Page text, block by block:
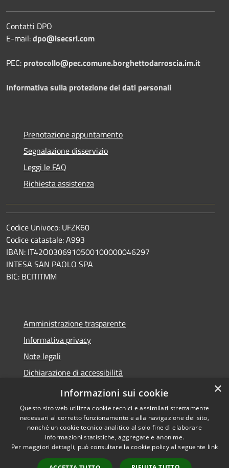
Contatti DPO
E-mail:dpo@isecsrl.com
PEC: protocollo@pec.comune.borghettodarroscia.im.it
Informativa sulla protezione dei dati personali
Prenotazione appuntamento
Segnalazione disservizio
Leggi le FAQ
Richiesta assistenza
Codice Univoco: UFZK60
Codice catastale: A993
IBAN: IT42O0306910500100000046297
INTESA SAN PAOLO SPA
BIC: BCITITMM
Amministrazione trasparente
Informativa privacy
Note legali
Dichiarazione di accessibilità
Meccanismo di feedback
Accessibilità
Copyright © 2026 • Comune di
Borghetto d'Arroscia •
Powered byMunicipium
×
Informazioni sui cookie
Questo sito web utilizza cookie tecnici e assimilati strettamente
necessari al corretto funzionamento e alla navigazione del sito,
nonché un cookie tecnico analitico al solo fine di elaborare
informazioni statistiche, aggregate e anonime.
Per maggiori dettagli, può consultare la cookie policy al seguente link